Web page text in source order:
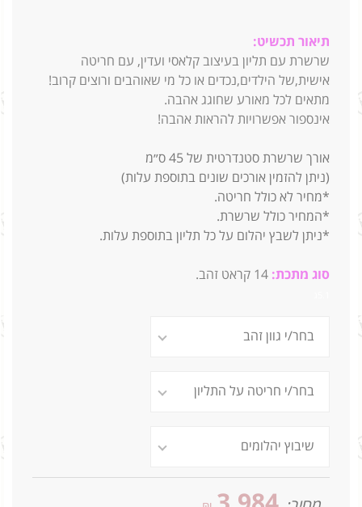
תיאור תכשיט:
שרשרת עם תליון בעיצוב קלאסי ועדין, עם חריטה
אישית,של הילדים,נכדים או כל מי שאוהבים ורוצים קרוב!
מתאים לכל מאורע שחוגג אהבה.
אינספור אפשרויות להראות אהבה!
אורך שרשרת סטנדרטית של 45 ס״מ
(ניתן להזמין אורכים שונים בתוספת עלות)
*מחיר לא כולל חריטה.
*המחיר כולל שרשרת.
*ניתן לשבץ יהלום על כל תליון בתוספת עלות.
סוג מתכת: 14 קראט זהב.